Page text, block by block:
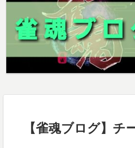
【雀魂ブログ】